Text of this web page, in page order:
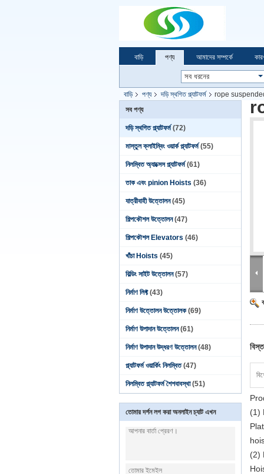
বাড়ি পণ্য আমাদের সম্পর্কে
বাড়ি পণ্য দড়ি স্থগিত প্ল্যাটফর্ম
rope
সব পণ্য
দড়ি স্থগিত প্ল্যাটফর্ম (72)
মাস্তুল ক্লাইম্বিং ওয়ার্ক প্ল্যাটফর্ম (55)
নিলম্বিত অ্যাক্সেস প্ল্যাটফর্ম (61)
তাক এবং pinion Hoists (36)
যাত্রীবাহী উত্তোলন (45)
শিল্পকৌশল উত্তোলন (47)
শিল্পকৌশল Elevators (46)
খাঁচা Hoists (45)
বিল্ডিং সাইট উত্তোলন (57)
নির্মাণ লিফ্ট (43)
নির্মাণ উত্তোলন উত্তোলক (69)
নির্মাণ উপাদান উত্তোলন (61)
নির্মাণ উপাদান উদ্ধরণ উত্তোলন (48)
প্ল্যাটফর্ম ওয়ার্কিং নিলম্বিত (47)
নিলম্বিত প্ল্যাটফর্ম শৈশবাবস্থা (51)
তোমার দর্শন লগ করা অনলাইন চ্যাট এখন
(1)
(2)